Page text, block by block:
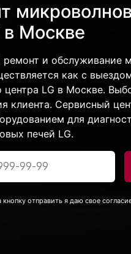
в Москве
и обслуживание
как с
центра LG в Москве.
клиента. Сервисный
для
печей LG.
отправить я даю свое